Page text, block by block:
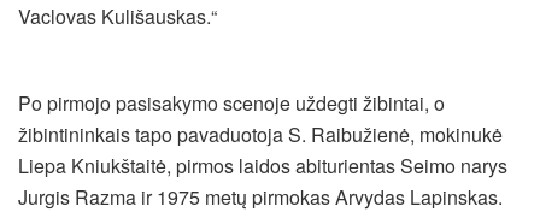
Vaclovas Kulišauskas.“
Po pirmojo pasisakymo scenoje uždegti žibintai, o
žibintininkais tapo pavaduotoja S. Raibužienė, mokinukė
Liepa Kniukštaitė, pirmos laidos abiturientas Seimo narys
Jurgis Razma ir 1975 metų pirmokas Arvydas Lapinskas.